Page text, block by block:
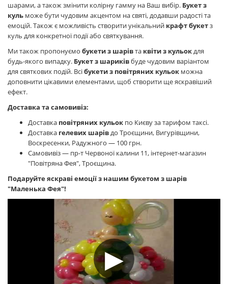
шарами, а також змінити колірну гамму на Ваш вибір. Букет з
куль може бути чудовим акцентом на святі, додавши радості та
емоцій. Також є можливість створити унікальний крафт букетз
куль для конкретної події або святкування.
Ми також пропонуємо букети з шарівта квіти з кульокдля
будь-якого випадку. Букет з шариківбуде чудовим варіантом
для святкових подій. Всібукети з повітряних кульок можна
доповнити цікавими елементами, щоб створити ще яскравіший
ефект.
Доставка та самовивіз:
Доставка повітряних кульок по Києву за тарифом таксі.
Доставка гелевих шарівдо Троєщини, Вигурівщини,
Воскресенки, Радужного — 100 грн.
Самовивіз — пр-т Червоної калини 11, інтернет-магазин
"Повітряна Фея", Троєщина.
Подаруйте яскраві емоції з нашим букетом з шарів
"Маленька Фея"!